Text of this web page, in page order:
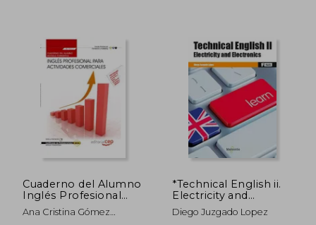
Cuaderno del Alumno
Inglés Profesional
Para Actividades
Comerciales
Ana Cristina Gómez
*Technical English ii.
Electricity and
Electronics (in
Spanish)
Diego Juzgado Lopez